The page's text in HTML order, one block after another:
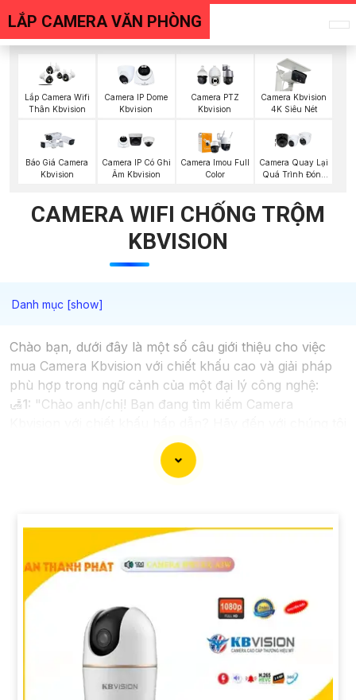
LẮP CAMERA VĂN PHÒNG
Lắp Camera Wifi
Thân Kbvision
Camera IP Dome
Kbvision
Camera PTZ
Kbvision
Camera Kbvision
4K Siêu Nét
Báo Giá Camera
Kbvision
Camera IP Có Ghi
Âm Kbvision
Camera Imou Full
Color
Camera Quay Lại
Quá Trình Đóng
CAMERA WIFI CHỐNG TRỘM
KBVISION
Chào bạn, dưới đây là một số câu giới thiệu cho việc
mua Camera Kbvision với chiết khấu cao và giải pháp
phù hợp trong ngữ cảnh của một đại lý công nghệ:
🛃1: "Chào anh/chị! Bạn đang tìm kiếm Camera
để nhận ưu đãi đặc biệt và được tư vấn về giải pháp
chính xác nhất cho nhu cầu an ninh của bạn!"
"Bạn muốn mua Camera Kbvision với giá ưu đãi
"Chúng tôi cam kết cung cấp Camera Kbvision
chính hãng với chiết khấu cao nhất trên thị trường.
Hãy đến với chúng tôi để trải nghiệm dịch vụ tốt nhất
và nhận được sự tư vấn chuyên nghiệp về giải pháp an
ninh cần thiết!"
Hy vọng những câu giới thiệu trên sẽ giúp bạn thành
công trong việc tiếp cận khách hàng và tăng cơ hội
bán hàng của bạn. Nếu có bất kỳ yêu cầu hay câu hỏi